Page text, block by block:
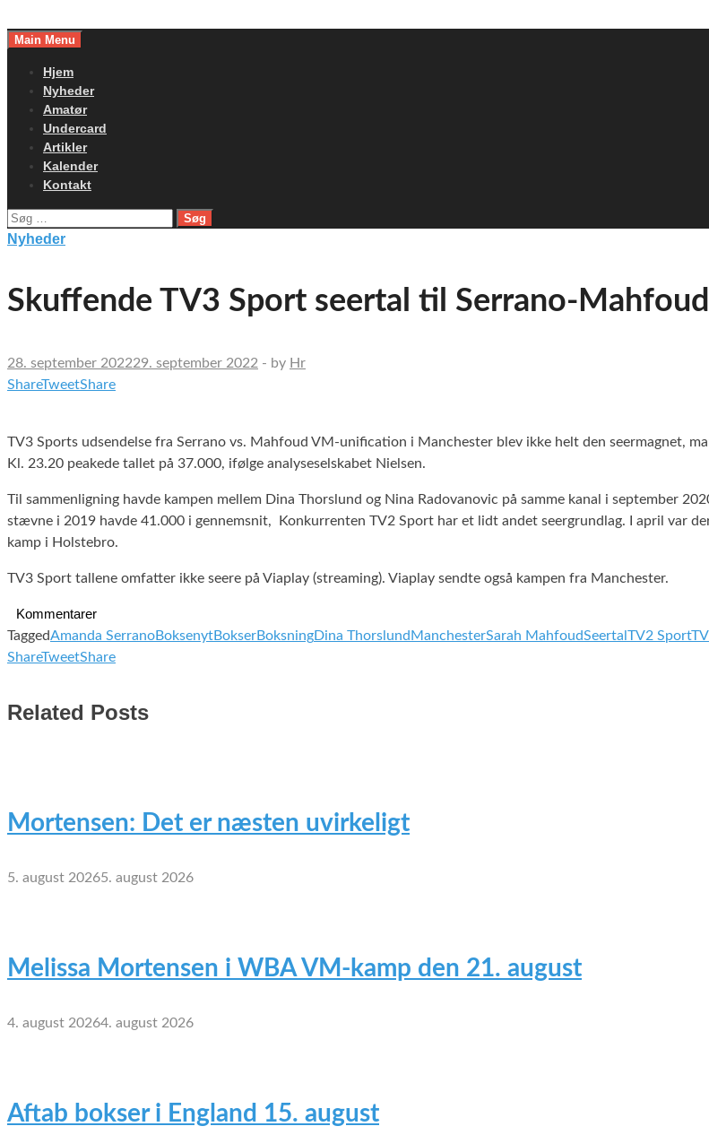
toMain Menu
Hjem
Nyheder
Amatør
Undercard
Artikler
Kalender
Kontakt
Søg
efter:
Nyheder
Skuffende TV3 Sport seertal til Serrano-Mahfoud
28. september 202229. september 2022 - by Hr
ShareTweetShare
TV3 Sports udsendelse fra Serrano vs. Mahfoud VM-unification i Manchester blev ikke helt den seermagnet,
Kl. 23.20 peakede tallet på 37.000, ifølge analyseselskabet Nielsen.
Til sammenligning havde kampen mellem Dina Thorslund og Nina Radovanovic på samme kanal i september
stævne i 2019 havde 41.000 i gennemsnit, Konkurrenten TV2 Sport har et lidt andet seergrundlag. I april var
kamp i Holstebro.
TV3 Sport tallene omfatter ikke seere på Viaplay (streaming). Viaplay sendte også kampen fra Manchester.
Kommentarer
TaggedAmanda SerranoBoksenytBokserBoksningDina Thorslund ManchesterSarah MahfoudSeertal TV2 Sport
ShareTweetShare
Related Posts
Mortensen: Det er næsten uvirkeligt
5. august 20265. august 2026
Melissa Mortensen i WBA VM-kamp den 21. august
4. august 20264. august 2026
Aftab bokser i England 15. august